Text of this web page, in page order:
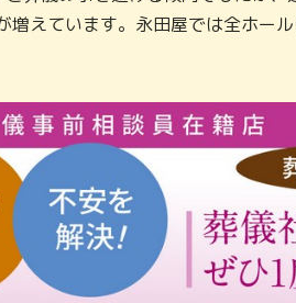
えています。永田屋では全ホー